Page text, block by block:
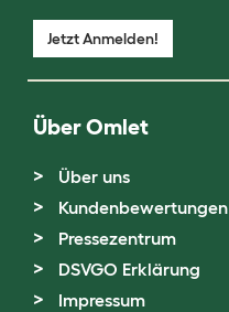
Jetzt Anmelden!
Über Omlet
Über uns
Kundenbewertungen
Pressezentrum
DSVGO Erklärung
Impressum